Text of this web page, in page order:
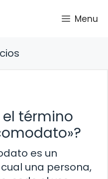
Menu
término
es un
una persona,